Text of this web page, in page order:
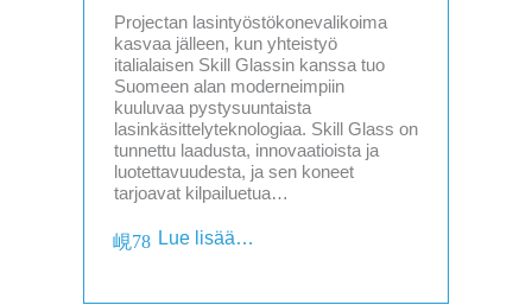
Projectan lasintyöstökonevalikoima
kasvaa jälleen, kun yhteistyö
italialaisen Skill Glassin kanssa tuo
Suomeen alan moderneimpiin
kuuluvaa pystysuuntaista
lasinkäsittelyteknologiaa. Skill Glass on
tunnettu laadusta, innovaatioista ja
luotettavuudesta, ja sen koneet
tarjoavat kilpailuetua…
Lue lisää…